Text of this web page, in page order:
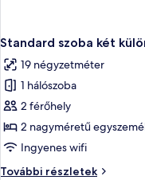
Standard szoba két
19 négyzetméter
1 hálószoba
2 férőhely
2 nagyméretű
Ingyenes wifi
További részletek
Standard